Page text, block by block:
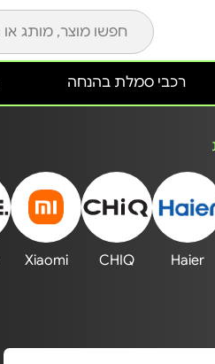
רכבי סמלת בהנחה
Haier
CHIQ
Xiaomi